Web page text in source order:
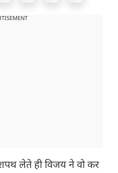
लेते ही विजय ने वो कर